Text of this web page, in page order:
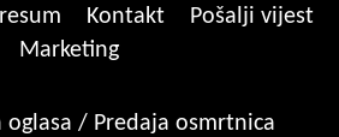
Kontakt
Pošalji vijest
Marketing
oglasa / Predaja osmrtnica